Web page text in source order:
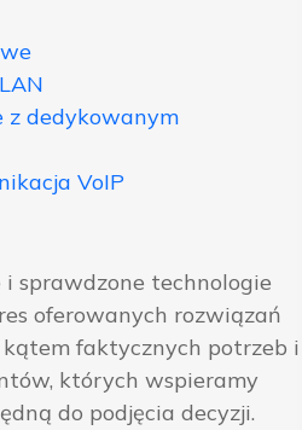
z dedykowanym
VoIP
sprawdzone technologie
oferowanych rozwiązań
faktycznych potrzeb i
których wspieramy
do podjęcia decyzji.